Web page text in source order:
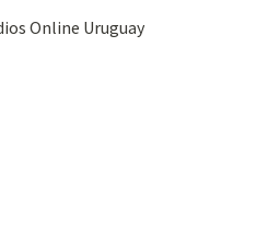
Online Uruguay